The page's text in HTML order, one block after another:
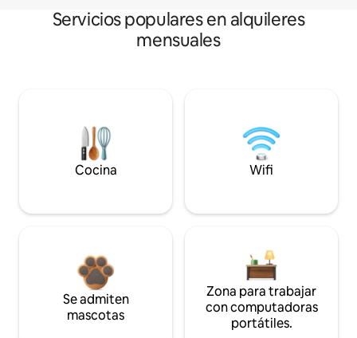
Servicios populares en alquileres
mensuales
Cocina Wifi
Se admiten
mascotas
Zona para trabajar
con computadoras
portátiles.